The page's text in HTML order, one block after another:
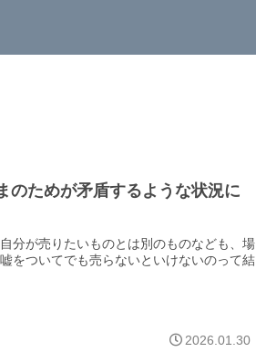
のためが矛盾するような状況に
分が売りたいものとは別のものなども、場
をついてでも売らないといけないのって結
2026.01.30